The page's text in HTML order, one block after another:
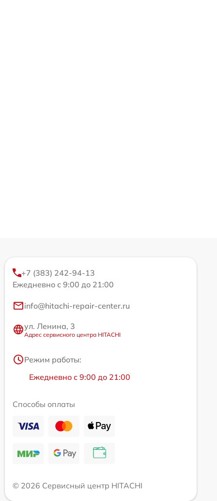
+7 (383) 242-94-13
Ежедневно с 9:00 до 21:00
info@hitachi-repair-center.ru
ул. Ленина, 3
Адрес сервисного центра HITACHI
Режим работы:
Ежедневно с 9:00 до 21:00
Способы оплаты
© 2026 Сервисный центр HITACHI